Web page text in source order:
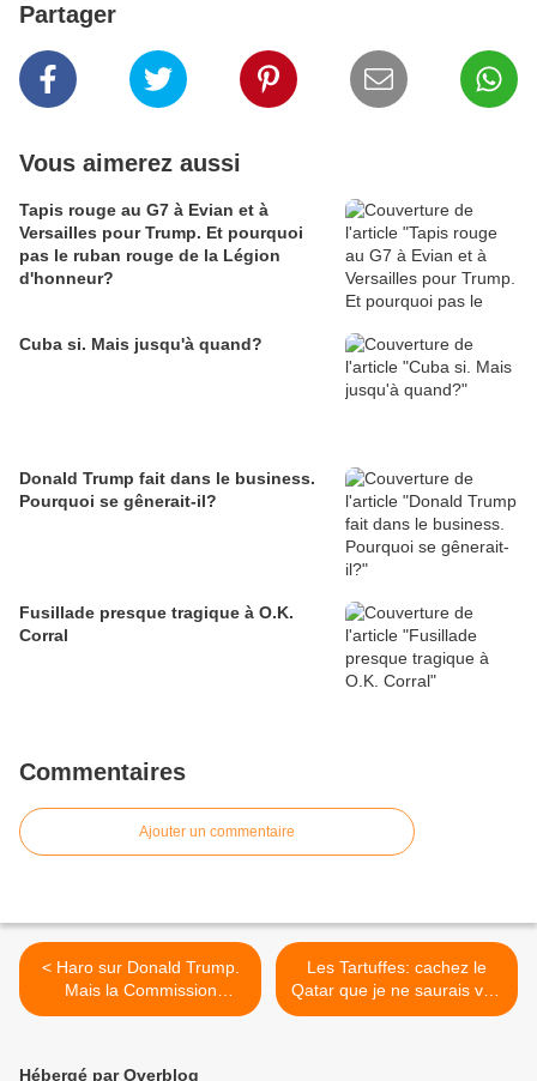
Partager
Vous aimerez aussi
Tapis rouge au G7 à Evian et à
Versailles pour Trump. Et pourquoi
pas le ruban rouge de la Légion
d'honneur?
Cuba si. Mais jusqu'à quand?
Donald Trump fait dans le business.
Pourquoi se gênerait-il?
Fusillade presque tragique à O.K.
Corral
Commentaires
Ajouter un commentaire
< Haro sur Donald Trump.
Mais la Commission
européenne vient
Les Tartuffes: cachez le
Qatar que je ne saurais voir
>
Hébergé par Overblog